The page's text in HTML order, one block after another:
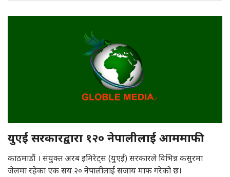
युएई सरकारद्वारा १२० नेपालीलाई आममाफी
काठमाडौं । संयुक्त अरब इमिरेट्स (युएई) सरकारले विभिन्न कसुरमा
जेलमा रहेका एक सय २० नेपालीलाई सजाय माफ गरेको छ।